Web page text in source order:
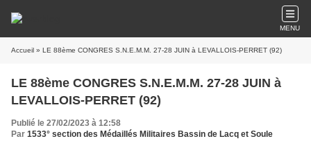
MENU
Accueil » LE 88ème CONGRES S.N.E.M.M. 27-28 JUIN à LEVALLOIS-PERRET (92)
LE 88ème CONGRES S.N.E.M.M. 27-28 JUIN à
LEVALLOIS-PERRET (92)
Publié le 27/02/2023 à 12:58
Par 1533° section des Médaillés Militaires Bassin de Lacq et Soule